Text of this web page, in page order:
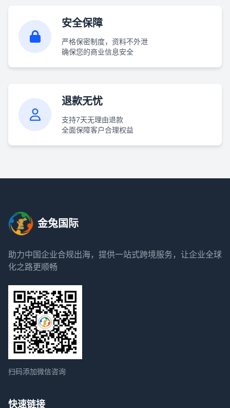
安全保障
严格保密制度，资料不外泄
确保您的商业信息安全
退款无忧
支持7天无理由退款
全面保障客户合理权益
金兔国际
助力中国企业合规出海，提供一站式跨境服务，让企业全球
化之路更顺畅
扫码添加微信咨询
快速链接